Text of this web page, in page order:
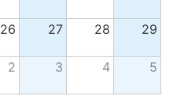
26 27 28 29
2 3 4 5